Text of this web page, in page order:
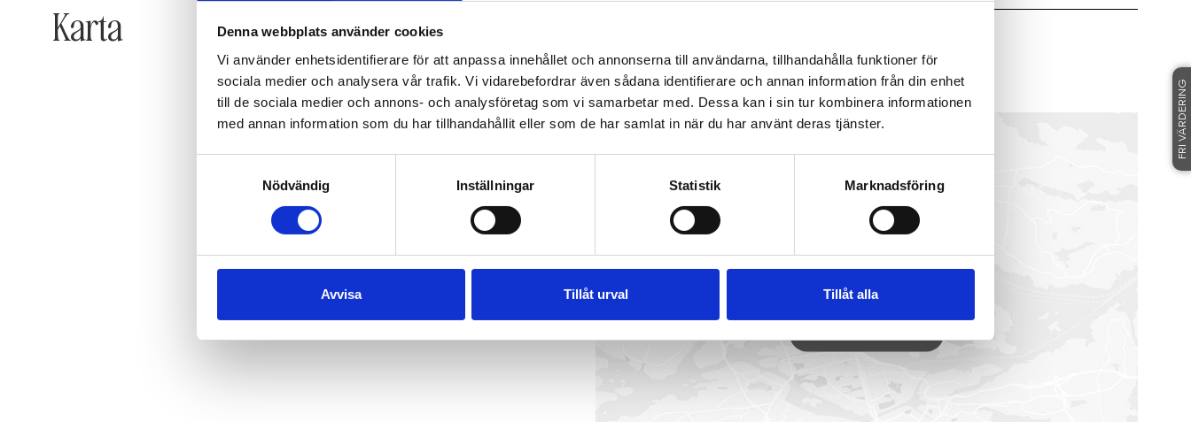
Denna webbplats använder cookies
Vi använder enhetsidentifierare för att anpassa innehållet och annonserna till användarna, tillhandahålla funktioner för
sociala medier och analysera vår trafik. Vi vidarebefordrar även sådana identifierare och annan information från din enhet
till de sociala medier och annons- och analysföretag som vi samarbetar med. Dessa kan i sin tur kombinera informationen
med annan information som du har tillhandahållit eller som de har samlat in när du har använt deras tjänster.
Nödvändig
Inställningar Statistik Marknadsföring
Avvisa Tillåt urval Tillåt alla
Karta
DUVNÄS UDDE 3 131 50 SALTSJÖ-DUVNÄS
FRI VÄRDERING